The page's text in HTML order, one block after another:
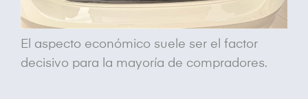
El aspecto económico suele ser el factor
decisivo para la mayoría de compradores.